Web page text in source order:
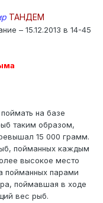
ТАНДЕМ
– 15.12.2013 в 14-45
на базе
таким образом,
15 000 грамм.
пойманных каждым
высокое место
пойманных парами
поймавшая в ходе
вес рыб.